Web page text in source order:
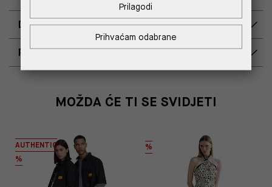
DOSTAVA
POVRAT I ZAMJENA
MOŽDA ĆE TI SE SVIDJETI
AUTHENTIC
%
%
Prihvaćam odabrane
Prilagodi